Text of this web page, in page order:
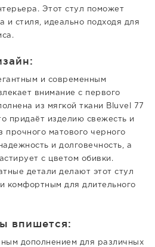
Этот стул поможет
и стиля, идеально подходя для
и современным
внимание с первого
из мягкой ткани Bluvel 77
придаёт изделию свежесть и
прочного матового черного
и долговечность, а
с цветом обивки.
детали делают этот стул
комфортным для длительного
впишется:
дополнением для различных